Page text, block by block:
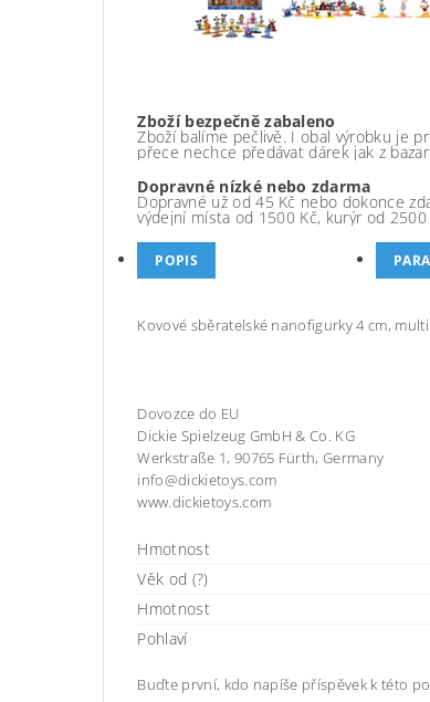
Zboží bezpečně zabaleno
Zboží balíme pečlivě. I obal výrobku je
přece nechce předávat dárek jak z
Dopravné nízké nebo zdarma
Dopravné už od 45 Kč nebo dokonce
výdejní místa od 1500 Kč, kurýr od 2500
POPIS
Kovové sběratelské nanofigurky 4 cm,
Dovozce do EU
Dickie Spielzeug GmbH & Co. KG
Werkstraße 1, 90765 Fürth, Germany
info@dickietoys.com
www.dickietoys.com
Hmotnost
Věk od (?)
Hmotnost
Pohlaví
Buďte první, kdo napíše příspěvek k této